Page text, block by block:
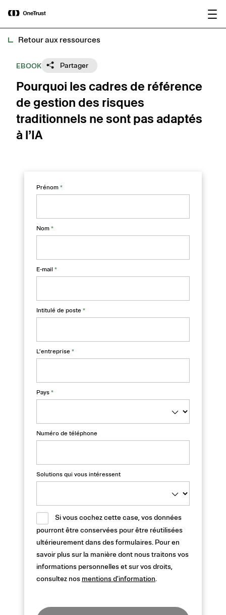
OneTrust nommée « Visionnaire »
dans le Magic Quadrant™ 2026 de
Gartner® pour les plateformes de
gouvernance de l’IA.
Retour aux ressources
EBOOK Partager
Pourquoi les cadres de référence
de gestion des risques
traditionnels ne sont pas adaptés
à l’IA
Prénom *
Nom *
E-mail *
Intitulé de poste *
L’entreprise *
Pays *
Numéro de téléphone
Solutions qui vous intéressent
Si vous cochez cette case, vos données
pourront être conservées pour être réutilisées
ultérieurement dans des formulaires. Pour en
savoir plus sur la manière dont nous traitons vos
informations personnelles et sur vos droits,
consultez nos mentions d’information.